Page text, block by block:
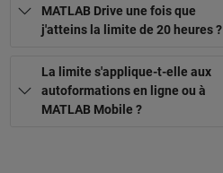
MATLAB Drive une fois que
j'atteins la limite de 20 heures ?
La limite s'applique-t-elle aux
autoformations en ligne ou à
MATLAB Mobile ?